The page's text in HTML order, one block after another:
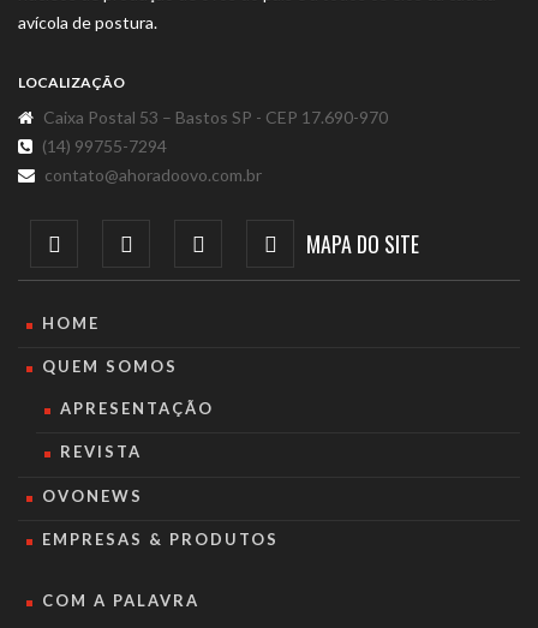
avícola de postura.
LOCALIZAÇÃO
Caixa Postal 53 – Bastos SP - CEP 17.690-970
(14) 99755-7294
contato@ahoradoovo.com.br
MAPA DO SITE
HOME
QUEM SOMOS
APRESENTAÇÃO
REVISTA
OVONEWS
EMPRESAS & PRODUTOS
COM A PALAVRA